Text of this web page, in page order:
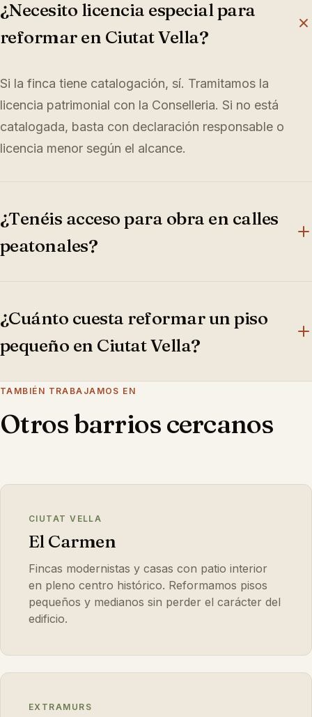
¿Necesito licencia especial para
reformar en Ciutat Vella?
Si la finca tiene catalogación, sí. Tramitamos la
licencia patrimonial con la Conselleria. Si no está
catalogada, basta con declaración responsable o
licencia menor según el alcance.
¿Tenéis acceso para obra en calles
peatonales?
descarga y planificamos los suministros para no
¿Cuánto cuesta reformar un piso
pequeño en Ciutat Vella?
El factor que más mueve el precio en Ciutat Vella es el
estado real de la finca: si el piso conserva
instalaciones antiguas (electricidad sin diferencial,
de partida, la reforma se centra en acabados y cuesta
bastante menos. Te visitamos sin coste y te damos
presupuesto cerrado por escrito.
TAMBIÉN TRABAJAMOS EN
Otros barrios cercanos
CIUTAT VELLA
El Carmen
Fincas modernistas y casas con patio interior
en pleno centro histórico. Reformamos pisos
pequeños y medianos sin perder el carácter del
edificio.
EXTRAMURS